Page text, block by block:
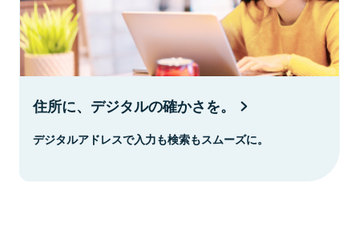
住所に、デジタルの確かさを。
デジタルアドレスで入力も検索もスムーズに。